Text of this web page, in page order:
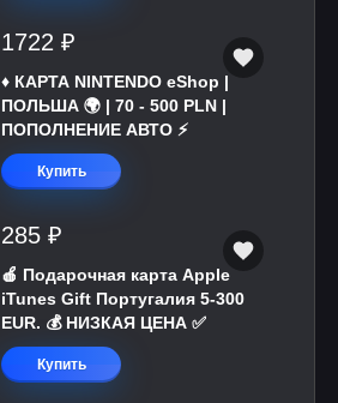
1722 ₽
♦️ КАРТА NINTENDO eShop |
ПОЛЬША 🌍 | 70 - 500 PLN |
ПОПОЛНЕНИЕ АВТО ⚡
Купить
285 ₽
🍎 Подарочная карта Apple
iTunes Gift Португалия 5-300
EUR. 💰 НИЗКАЯ ЦЕНА ✅
Купить